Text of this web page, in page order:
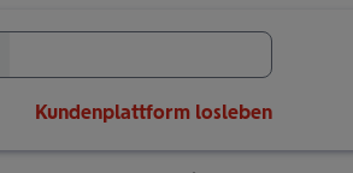
Kundenplattform losleben